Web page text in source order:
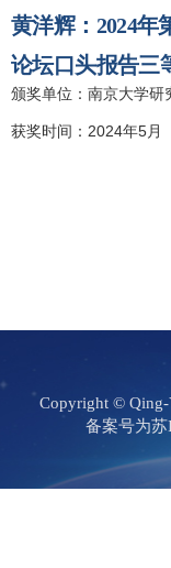
黄洋辉：2024年
论坛口头报告三
颁奖单位：南京大学研
获奖时间：2024年5月
Copyright ©
备案号为苏